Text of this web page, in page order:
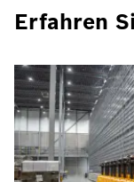
Erfahren